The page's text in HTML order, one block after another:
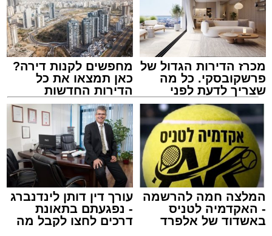
התרמת דם. מדא
מנהל האתר / 21:31 09.08.26
תגים:מד"א, התרמת דם
150 את חניות הרכבים ליד ה'שטיבלעך' קהל
מכרז הדירות הגדול של
פרשקובסקי. כל מה
שצריך לדעת לפני
שמגישים הצעה לדירה
באשדוד
מחפשים לקנות דירה?
כאן תמצאו את כל
הדירות החדשות
למכירה באשדוד >>>
המלצה חמה להרשמה
- האקדמיה לטניס
באשדוד של אלפרד
עורך דין דותן לינדנברג
- נפגעתם בתאונת
דרכים לחצו לקבל מה